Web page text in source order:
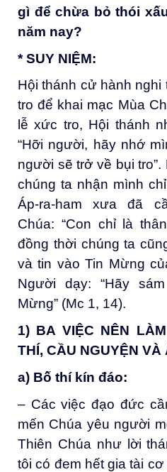
gì để chừa bỏ thói
năm nay?
* SUY NIỆM:
Hội thánh cử hành
tro để khai mạc Mùa
lễ xức tro, Hội thánh
“Hỡi người, hãy nhớ
người sẽ trở về bụi
chúng ta nhận mình
Áp-ra-ham xưa đã
Chúa: “Con chỉ là
đồng thời chúng ta
và tin vào Tin Mừng
Người dạy: “Hãy
Mừng” (Mc 1, 14).
1) BA VIỆC NÊN
THÍ, CẦU NGUYỆN VÀ
a) Bố thíkín đáo:
– Các việc đạo đức
mến Chúa yêu người
Thiên Chúa như lời
tôi có đem hết gia tài